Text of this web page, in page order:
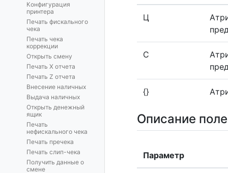
Конфигурация
принтера
Печать фискального
чека
Печать чека
коррекции
Открыть смену
Печать X отчета
Печать Z отчета
Внесение наличных
Выдача наличных
Открыть денежный
ящик
Печать
нефискального чека
Печать пречека
Печать слип-чека
Получить данные о
смене
Ц
С
{}
Описание
Параметр